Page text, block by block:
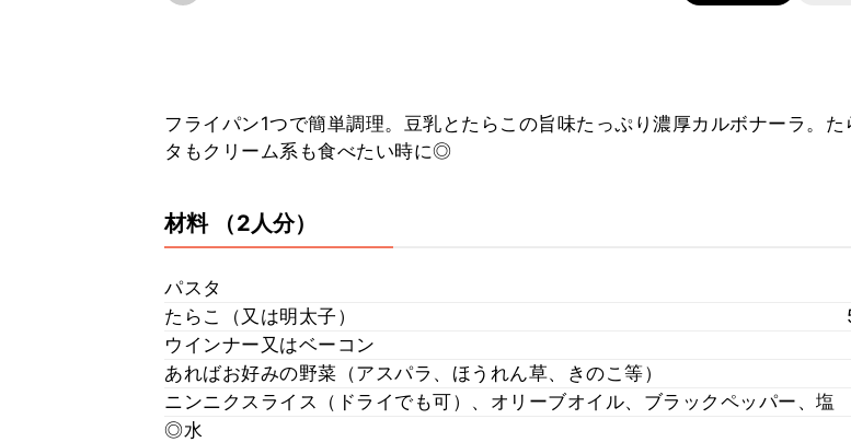
フライパン1つで簡単調理。豆乳とたらこの旨味たっぷり濃厚カルボナーラ。た
タもクリーム系も食べたい時に◎
材料 （2人分）
パスタ
たらこ（又は明太子）
ウインナー又はベーコン
あればお好みの野菜（アスパラ、ほうれん草、きのこ等）
ニンニクスライス（ドライでも可）、オリーブオイル、ブラックペッパー、塩
◎水